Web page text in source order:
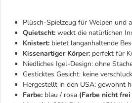
Plüsch-Spielzeug für Welpen und
Quietscht: weckt die natürlichen
Knistert: bietet langanhaltende
Kissenartiger Körper: perfekt für
Niedliches Igel-Design: ohne
Gesticktes Gesicht: keine
Hergestellt in den USA: gewohnt
Farbe: blau / rosa (Farbe nicht